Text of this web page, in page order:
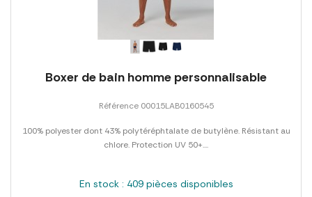
Boxer de bain homme personnalisable
Référence 00015LAB0160545
100% polyester dont 43% polytéréphtalate de butylène. Résistant au
chlore. Protection UV 50+....
En stock : 409 pièces disponibles